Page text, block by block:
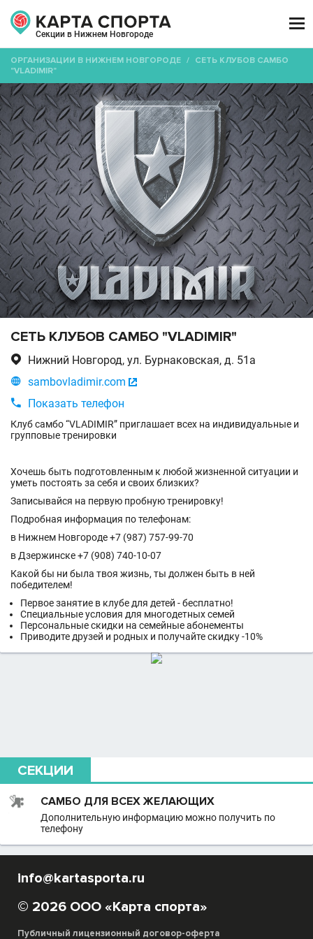
Секции в Нижнем Новгороде

ОРГАНИЗАЦИИ В НИЖНЕМ НОВГОРОДЕ / СЕТЬ КЛУБОВ САМБО
"VLADIMIR"
СЕТЬ КЛУБОВ САМБО "VLADIMIR"
 Нижний Новгород, ул. Бурнаковская, д. 51а
 sambovladimir.com 

Показать телефон
Клуб самбо “VLADIMIR” приглашает всех на индивидуальные и
групповые тренировки
Хочешь быть подготовленным к любой жизненной ситуации и
уметь постоять за себя и своих близких?
Записывайся на первую пробную тренировку!
Подробная информация по телефонам:
в Нижнем Новгороде +7 (987) 757-99-70
в Дзержинске +7 (908) 740-10-07
Какой бы ни была твоя жизнь, ты должен быть в ней
победителем!
Первое занятие в клубе для детей - бесплатно!
Специальные условия для многодетных семей
Персональные скидки на семейные абонементы
Приводите друзей и родных и получайте скидку -10%
СЕКЦИИ
САМБО ДЛЯ ВСЕХ ЖЕЛАЮЩИХ
Дополнительную информацию можно получить по
телефону
info@kartasporta.ru
© 2026 ООО «Карта спорта»
Публичный лицензионный договор-оферта